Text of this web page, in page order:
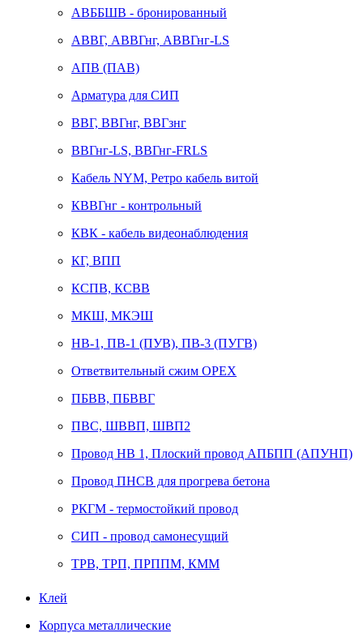
АВББШВ - бронированный
АВВГ, АВВГнг, АВВГнг-LS
АПВ (ПАВ)
Арматура для СИП
ВВГ, ВВГнг, ВВГзнг
ВВГнг-LS, ВВГнг-FRLS
Кабель NYM, Ретро кабель витой
КВВГнг - контрольный
КВК - кабель видеонаблюдения
КГ, ВПП
КСПВ, КСВВ
МКШ, МКЭШ
НВ-1, ПВ-1 (ПУВ), ПВ-3 (ПУГВ)
Ответвительный сжим ОРЕХ
ПБВВ, ПБВВГ
ПВС, ШВВП, ШВП2
Провод НВ 1, Плоский провод АПБПП (АПУНП)
Провод ПНСВ для прогрева бетона
РКГМ - термостойкий провод
СИП - провод самонесущий
ТРВ, ТРП, ПРППМ, КММ
Клей
Корпуса металлические